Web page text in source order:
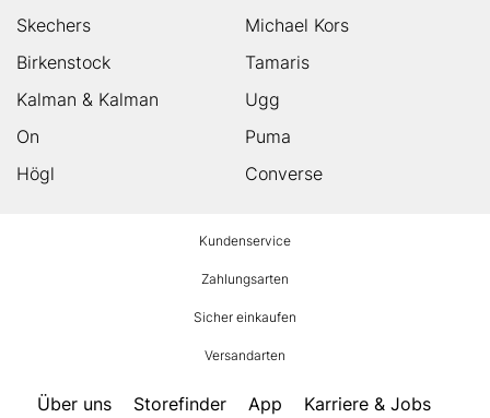
Skechers
Michael Kors
Birkenstock
Tamaris
Kalman & Kalman
Ugg
On
Puma
Högl
Converse
Kundenservice
Zahlungsarten
Sicher einkaufen
Versandarten
Über uns Storefinder App Karriere & Jobs